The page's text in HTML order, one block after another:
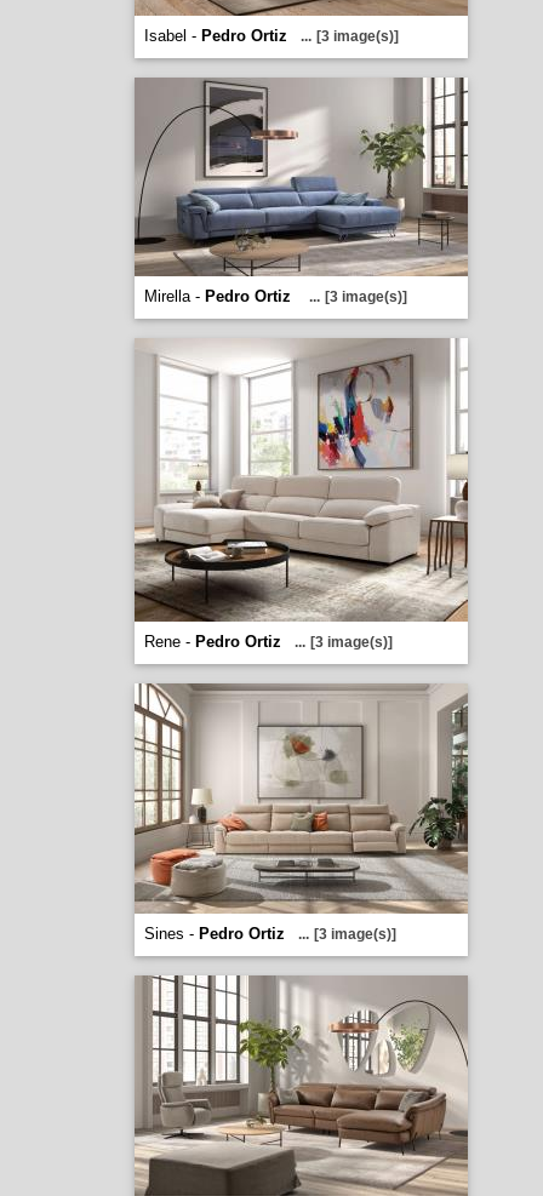
Isabel - Pedro Ortiz ... [3 image(s)]
Mirella - Pedro Ortiz ... [3 image(s)]
Rene - Pedro Ortiz ... [3 image(s)]
Sines - Pedro Ortiz ... [3 image(s)]